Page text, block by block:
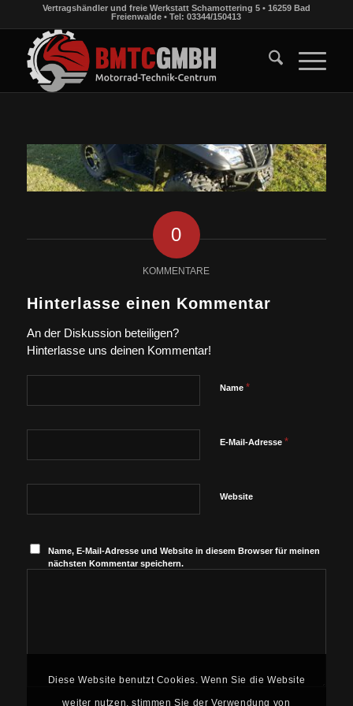
Vertragshändler und freie Werkstatt Schamottering 5 • 16259 Bad
Freienwalde • Tel: 03344/150413
0
KOMMENTARE
Hinterlasse einen Kommentar
An der Diskussion beteiligen?
Hinterlasse uns deinen Kommentar!
Name *
E-Mail-Adresse *
Website
Name, E-Mail-Adresse und Website in diesem Browser für meinen
nächsten Kommentar speichern.
Diese Website benutzt Cookies. Wenn Sie die Website
weiter nutzen, stimmen Sie der Verwendung von